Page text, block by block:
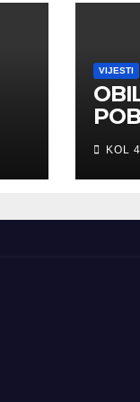
VIJESTI
KOL